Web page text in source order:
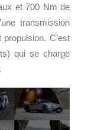
et 700 Nm de
transmission
C’est
qui se charge